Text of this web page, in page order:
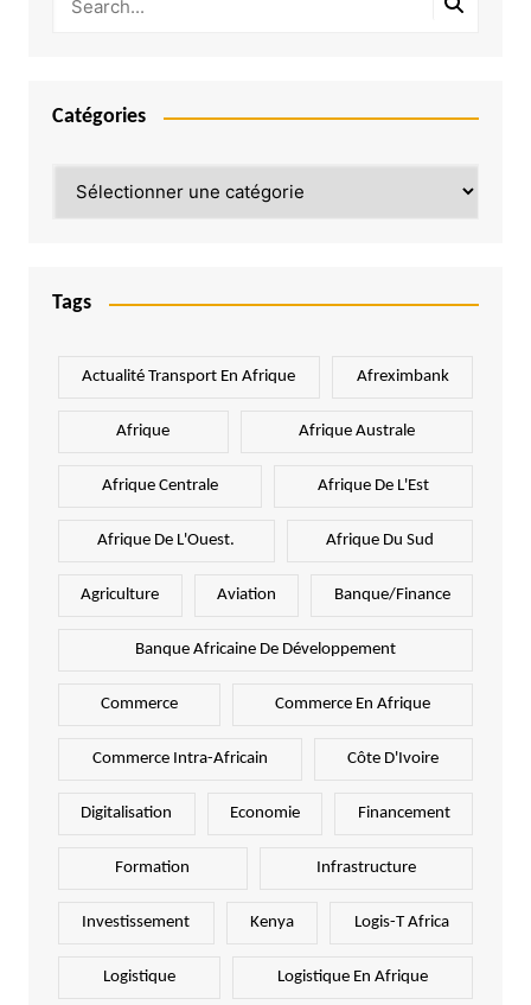
Catégories
Tags
Actualité Transport En Afrique Afreximbank
Afrique Afrique Australe
Afrique Centrale Afrique De L'Est
Afrique De L'Ouest. Afrique Du Sud
Agriculture Aviation Banque/Finance
Banque Africaine De Développement
Commerce Commerce En Afrique
Commerce Intra-Africain Côte D'Ivoire
Digitalisation Economie Financement
Formation Infrastructure
Investissement Kenya Logis-T Africa
Logistique Logistique En Afrique